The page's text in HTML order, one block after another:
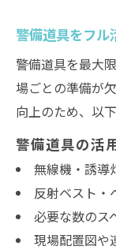
警備道具をフル
警備道具を最大
場ごとの準備が
向上のため、以
警備道具の活
無線機・誘導
反射ベスト・
必要な数のス
現場配置図や